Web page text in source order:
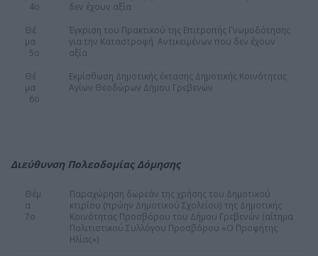
4ο
δεν έχουν αξία
Θέ
μα
5ο
Έγκριση του Πρακτικού της Επιτροπής Γνωμοδότησης
για την Καταστροφή Αντικειμένων που δεν έχουν
αξία
Θέ
μα
6ο
Εκμίσθωση Δημοτικής έκτασης Δημοτικής Κοινότητας
Αγίων Θεοδώρων Δήμου Γρεβενών
Διεύθυνση Πολεοδομίας Δόμησης
Θέμ
α
7ο
Παραχώρηση δωρεάν της χρήσης του Δημοτικού
κτιρίου (πρώην Δημοτικού Σχολείου) της Δημοτικής
Κοινότητας Προσβόρου του Δήμου Γρεβενών (αίτημα
Πολιτιστικού Συλλόγου Προσβόρου «Ο Προφήτης
Ηλίας»)